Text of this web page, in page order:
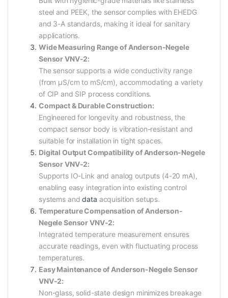
steel and PEEK, the sensor complies with EHEDG
and 3-A standards, making it ideal for sanitary
applications.
Wide Measuring Range of Anderson-Negele
Sensor VNV-2:
The sensor supports a wide conductivity range
(from µS/cm to mS/cm), accommodating a variety
of CIP and SIP process conditions.
Compact & Durable Construction:
Engineered for longevity and robustness, the
compact sensor body is vibration-resistant and
suitable for installation in tight spaces.
Digital Output Compatibility of Anderson-Negele
Sensor VNV-2:
Supports IO-Link and analog outputs (4-20 mA),
enabling easy integration into existing control
systems anddata acquisition setups.
Temperature Compensation of Anderson-
Negele Sensor VNV-2:
Integrated temperature measurement ensures
accurate readings, even with fluctuating process
temperatures.
Easy Maintenance of Anderson-Negele Sensor
VNV-2:
Non-glass, solid-state design minimizes breakage